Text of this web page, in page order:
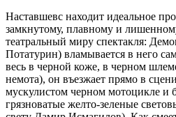
Наставшевс находит идеальное
замкнутому, плавному и
театральный миру спектакля:
Потатурин) вламывается в него
весь в черной коже, в черном
немота), он въезжает прямо в
мускулистом черном мотоцикле и
грязноватые желто-зеленые